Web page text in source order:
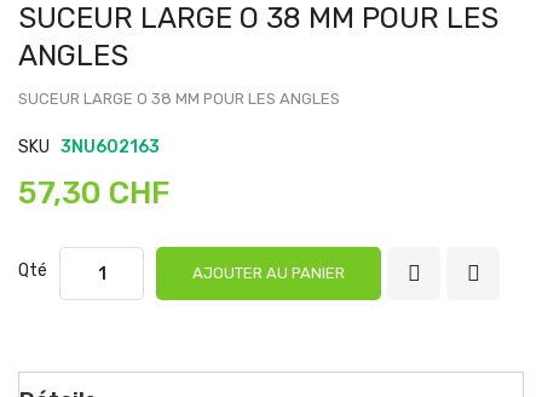
SUCEUR LARGE O 38 MM POUR LES
ANGLES
SUCEUR LARGE O 38 MM POUR LES ANGLES
SKU 3NU602163
57,30 CHF
Qté AJOUTER AU PANIER